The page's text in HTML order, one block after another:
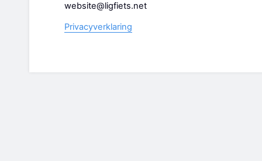
website@ligfiets.net
Privacyverklaring